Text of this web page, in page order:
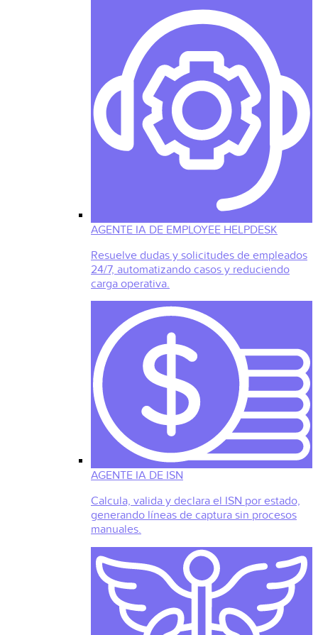
AGENTE IA DE EMPLOYEE HELPDESK
Resuelve dudas y solicitudes de empleados
24/7, automatizando casos y reduciendo
carga operativa.
AGENTE IA DE ISN
Calcula, valida y declara el ISN por estado,
generando líneas de captura sin procesos
manuales.